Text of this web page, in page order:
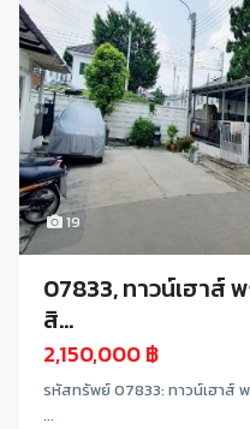
19
07833, ทาวน์เฮาส์
สิ...
2,150,000 ฿
รหัสทรัพย์ 07833: ทาวน์เฮาส์
...